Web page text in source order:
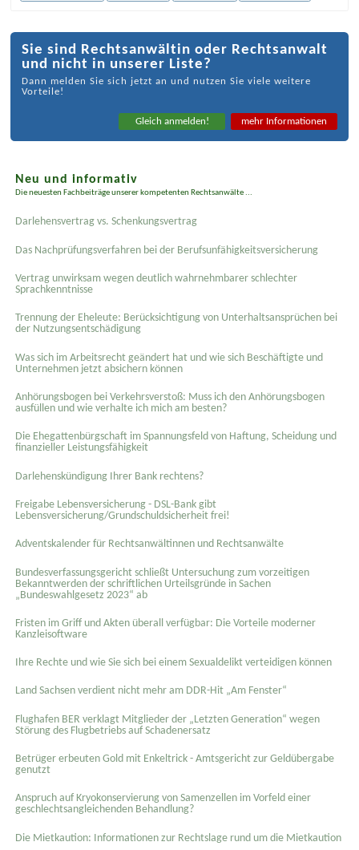
Sie sind Rechtsanwältin oder Rechtsanwalt
und nicht in unserer Liste?
Dann melden Sie sich jetzt an und nutzen Sie viele weitere
Vorteile!
Gleich anmelden! mehr Informationen
Neu und informativ
Die neuesten Fachbeiträge unserer kompetenten Rechtsanwälte ...
Darlehensvertrag vs. Schenkungsvertrag
Das Nachprüfungsverfahren bei der Berufsunfähigkeitsversicherung
Vertrag unwirksam wegen deutlich wahrnehmbarer schlechter
Sprachkenntnisse
Trennung der Eheleute: Berücksichtigung von Unterhaltsansprüchen bei
der Nutzungsentschädigung
Was sich im Arbeitsrecht geändert hat und wie sich Beschäftigte und
Unternehmen jetzt absichern können
Anhörungsbogen bei Verkehrsverstoß: Muss ich den Anhörungsbogen
ausfüllen und wie verhalte ich mich am besten?
Die Ehegattenbürgschaft im Spannungsfeld von Haftung, Scheidung und
finanzieller Leistungsfähigkeit
Darlehenskündigung Ihrer Bank rechtens?
Freigabe Lebensversicherung - DSL-Bank gibt
Lebensversicherung/Grundschuldsicherheit frei!
Adventskalender für Rechtsanwältinnen und Rechtsanwälte
Bundesverfassungsgericht schließt Untersuchung zum vorzeitigen
Bekanntwerden der schriftlichen Urteilsgründe in Sachen
„Bundeswahlgesetz 2023“ ab
Fristen im Griff und Akten überall verfügbar: Die Vorteile moderner
Kanzleisoftware
Ihre Rechte und wie Sie sich bei einem Sexual­delikt verteidigen können
Land Sachsen verdient nicht mehr am DDR-Hit „Am Fenster“
Flughafen BER verklagt Mitglieder der „Letzten Generation“ wegen
Störung des Flugbetriebs auf Schadenersatz
Betrüger erbeuten Gold mit Enkeltrick - Amtsgericht zur Geldübergabe
genutzt
Anspruch auf Kryokonservierung von Samenzellen im Vorfeld einer
geschlechtsangleichenden Behandlung?
Die Mietkaution: Informationen zur Rechtslage rund um die Mietkaution